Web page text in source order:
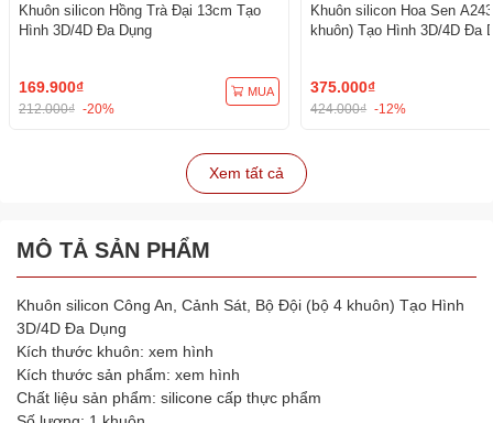
Khuôn silicon Hồng Trà Đại 13cm Tạo
Hình 3D/4D Đa Dụng
169.900₫
212.000₫ -20%
MUA
Khuôn silicon Hoa Sen
khuôn) Tạo Hình 3D/4D Đa
375.000₫
424.000₫ -12%
Xem tất cả
MÔ TẢ SẢN PHẨM
Khuôn silicon Công An, Cảnh Sát, Bộ Đội (bộ 4 khuôn) Tạo Hình
3D/4D Đa Dụng
Kích thước khuôn: xem hình
Kích thước sản phẩm: xem hình
Chất liệu sản phẩm: silicone cấp thực phẩm